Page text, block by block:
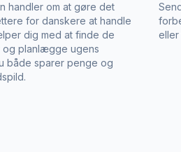
handler om at gøre det
for danskere at handle
dig med at finde de
og planlægge ugens
både sparer penge og
eller